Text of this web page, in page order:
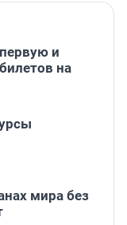
и
на
мира без